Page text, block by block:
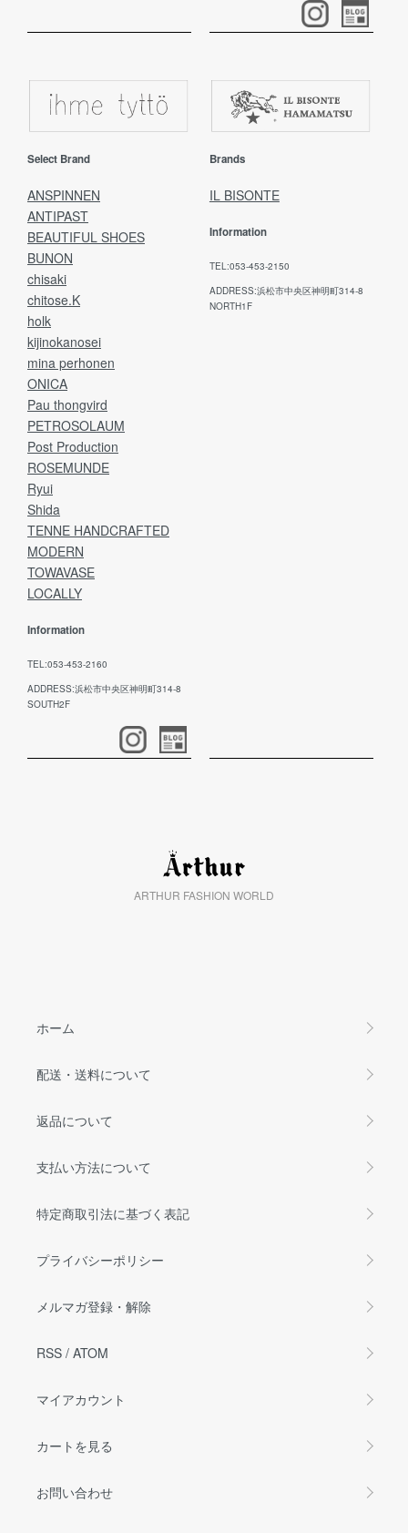
Select Brand
ANSPINNEN
ANTIPAST
BEAUTIFUL SHOES
BUNON
chisaki
chitose.K
holk
kijinokanosei
mina perhonen
ONICA
Pau thongvird
PETROSOLAUM
Post Production
ROSEMUNDE
Ryui
Shida
TENNE HANDCRAFTED
MODERN
TOWAVASE
LOCALLY
Information
TEL:053-453-2160
ADDRESS:浜松市中央区神明町314-8
SOUTH2F
Brands
IL BISONTE
Information
TEL:053-453-2150
ADDRESS:浜松市中央区神明町314-8
NORTH1F
ARTHUR FASHION WORLD
ホーム
配送・送料について
返品について
支払い方法について
特定商取引法に基づく表記
プライバシーポリシー
メルマガ登録・解除
RSS / ATOM
マイアカウント
カートを見る
お問い合わせ